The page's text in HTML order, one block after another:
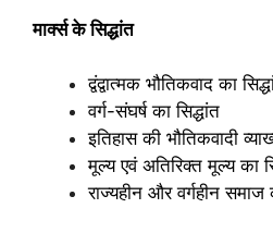
मार्क्स के सिद्धांत
द्वंद्वात्मक भौतिकवाद का
वर्ग-संघर्ष का सिद्धांत
इतिहास की भौतिकवादी
मूल्य एवं अतिरिक्त मूल्य का
राज्यहीन और वर्गहीन समाज